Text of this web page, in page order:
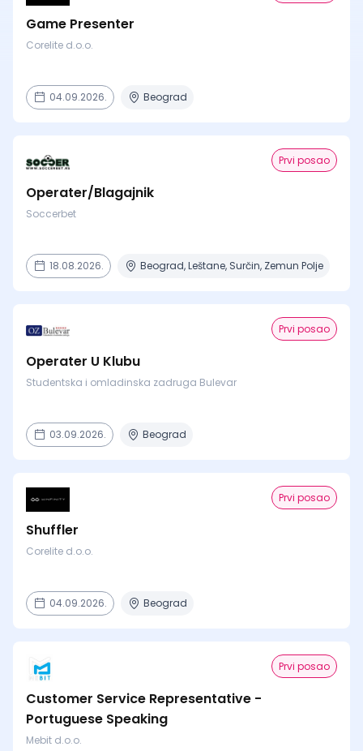
Game Presenter
Corelite d.o.o.
04.09.2026. Beograd
Prvi posao
Operater/Blagajnik
Soccerbet
18.08.2026. Beograd, Leštane, Surčin, Zemun Polje
Prvi posao
Operater U Klubu
Studentska i omladinska zadruga Bulevar
03.09.2026. Beograd
Prvi posao
Shuffler
Corelite d.o.o.
04.09.2026. Beograd
Prvi posao
Customer Service Representative -
Portuguese Speaking
Mebit d.o.o.